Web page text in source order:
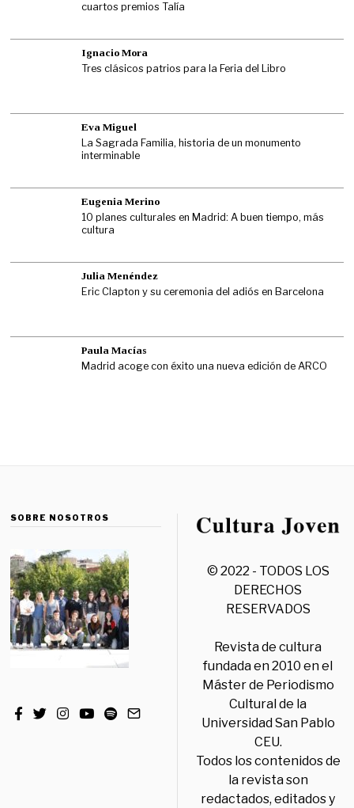
cuartos premios Talía
Ignacio Mora
Tres clásicos patrios para la Feria del Libro
Eva Miguel
La Sagrada Familia, historia de un monumento
interminable
Eugenia Merino
10 planes culturales en Madrid: A buen tiempo, más
cultura
Julia Menéndez
Eric Clapton y su ceremonia del adiós en Barcelona
Paula Macías
Madrid acoge con éxito una nueva edición de ARCO
SOBRE NOSOTROS
© 2022 - TODOS LOS
DERECHOS
RESERVADOS
Revista de cultura
fundada en 2010 en el
Máster de Periodismo
Cultural de la
Universidad San Pablo
CEU.
Todos los contenidos de
la revista son
redactados, editados y